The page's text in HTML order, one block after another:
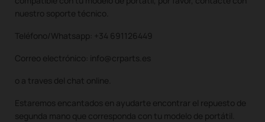
nuestro soporte técnico.
Teléfono/Whatsapp: +34 691126449
Correo electrónico: info@crparts.es
o a traves del chat online.
Estaremos encantados en ayudarte encontrar el repuesto de
segunda mano que corresponda con tu modelo de portátil.